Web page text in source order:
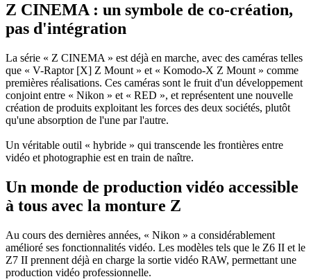
Z CINEMA : un symbole de co-création,
pas d'intégration
La série « Z CINEMA » est déjà en marche, avec des caméras telles
que « V-Raptor [X] Z Mount » et « Komodo-X Z Mount » comme
premières réalisations. Ces caméras sont le fruit d'un développement
conjoint entre « Nikon » et « RED », et représentent une nouvelle
création de produits exploitant les forces des deux sociétés, plutôt
qu'une absorption de l'une par l'autre.
Un véritable outil « hybride » qui transcende les frontières entre
vidéo et photographie est en train de naître.
Un monde de production vidéo accessible
à tous avec la monture Z
Au cours des dernières années, « Nikon » a considérablement
amélioré ses fonctionnalités vidéo. Les modèles tels que le Z6 II et le
Z7 II prennent déjà en charge la sortie vidéo RAW, permettant une
production vidéo professionnelle.